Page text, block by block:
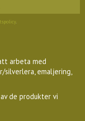
.
arbeta med
silverlera, emaljering,
de produkter vi